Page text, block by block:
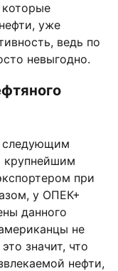
уже
ведь по
невыгодно.
следующим
при
у ОПЕК+
данного
не
значит, что
нефти,